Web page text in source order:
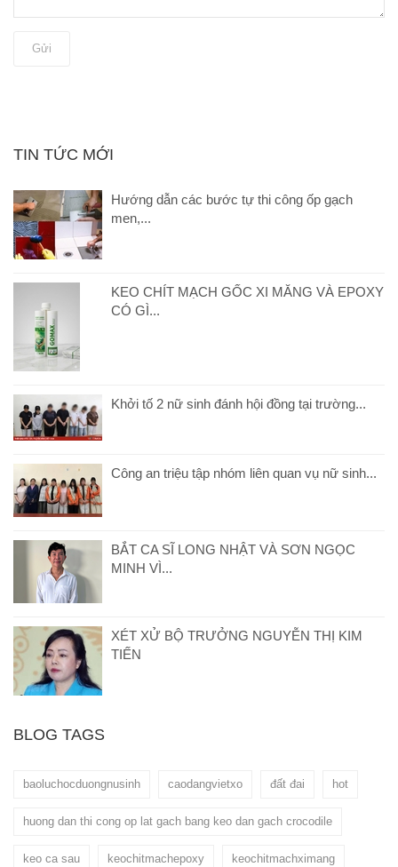
Gửi
TIN TỨC MỚI
Hướng dẫn các bước tự thi công ốp gạch
men,...
KEO CHÍT MẠCH GỐC XI MĂNG VÀ EPOXY
CÓ GÌ...
Khởi tố 2 nữ sinh đánh hội đồng tại trường...
Công an triệu tập nhóm liên quan vụ nữ sinh...
BẮT CA SĨ LONG NHẬT VÀ SƠN NGỌC
MINH VÌ...
XÉT XỬ BỘ TRƯỞNG NGUYỄN THỊ KIM
TIẾN
BLOG TAGS
baoluchocduongnusinh caodangvietxo đất đai hot
huong dan thi cong op lat gach bang keo dan gach crocodile
keo ca sau keochitmachepoxy keochitmachximang